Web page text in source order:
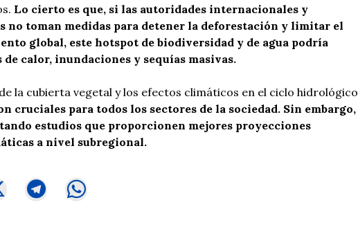
Lo cierto es que, si las autoridades internacionales y
no toman medidas para detener la deforestación y limitar el
global, este hotspot de biodiversidad y de agua podría
calor, inundaciones y sequías masivas.
la cubierta vegetal y los efectos climáticos en el ciclo hidrológico
cruciales para todos los sectores de la sociedad. Sin embargo,
estudios que proporcionen mejores proyecciones
a nivel subregional.